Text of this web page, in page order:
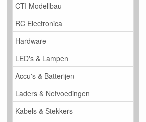
CTI Modellbau
RC Electronica
Hardware
LED's & Lampen
Accu's & Batterijen
Laders & Netvoedingen
Kabels & Stekkers